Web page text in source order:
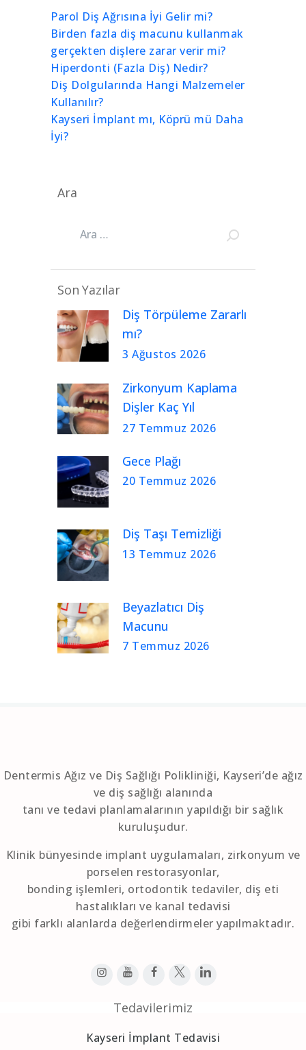
Parol Diş Ağrısına İyi Gelir mi?
Birden fazla diş macunu kullanmak
gerçekten dişlere zarar verir mi?
Hiperdonti (Fazla Diş) Nedir?
Diş Dolgularında Hangi Malzemeler
Kullanılır?
Kayseri İmplant mı, Köprü mü Daha
İyi?
Ara
Son Yazılar
Diş Törpüleme Zararlı
mı?
3 Ağustos 2026
Zirkonyum Kaplama
Dişler Kaç Yıl
Kullanılır?
27 Temmuz 2026
Gece Plağı
20 Temmuz 2026
Diş Taşı Temizliği
13 Temmuz 2026
Beyazlatıcı Diş
Macunu
7 Temmuz 2026
Dentermis Ağız ve Diş Sağlığı Polikliniği, Kayseri’de ağız
ve diş sağlığı alanında
tanı ve tedavi planlamalarının yapıldığı bir sağlık
kuruluşudur.
Klinik bünyesinde implant uygulamaları, zirkonyum ve
porselen restorasyonlar,
bonding işlemleri, ortodontik tedaviler, diş eti
hastalıkları ve kanal tedavisi
gibi farklı alanlarda değerlendirmeler yapılmaktadır.
Tedavilerimiz
Kayseri İmplant Tedavisi